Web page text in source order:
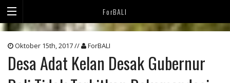
ForBALI
Oktober 15th, 2017 // ForBALI
Desa Adat Kelan Desak Gubernur